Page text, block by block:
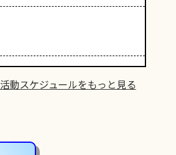
活動スケジュールをもっと見る